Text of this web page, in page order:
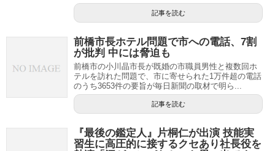
記事を読む
前橋市長ホテル問題で市への電話、7割
が批判 中には脅迫も
前橋市の小川晶市長が既婚の市職員男性と複数回ホ
テルを訪れた問題で、市に寄せられた1万件超の電話
のうち3653件の要旨が毎日新聞の取材で明ら...
記事を読む
『最後の鑑定人』片桐仁が出演 技能実
習生に高圧的に接するクセあり社長役を